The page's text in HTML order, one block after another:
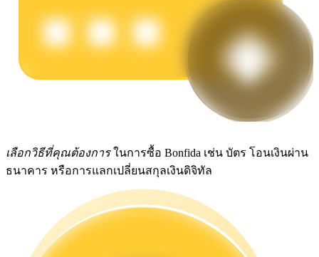
ผลตอบแทนสูงและเข้าถึงได้ทันที
Launchpool
เลือกวิธีที่คุณต้องการในการซื้อ Bonfida เช่น บัตร โอนเงินผ่าน
ธนาคาร หรือการแลกเปลี่ยนสกุลเงินดิจิทัล